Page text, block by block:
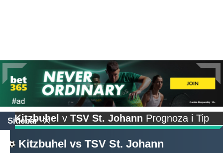
Kitzbuhel v TSV St. Johann Prognoza i Tip
Kitzbuhel vs TSV St. Johann
Sidebar